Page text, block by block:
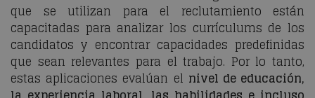
que se utilizan para el reclutamiento están
capacitadas para analizar los currículums de los
candidatos y encontrar capacidades predefinidas
que sean relevantes para el trabajo. Por lo tanto,
estas aplicaciones evalúan el nivel de educación,